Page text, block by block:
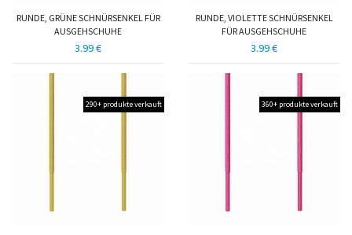
RUNDE, GRÜNE SCHNÜRSENKEL FÜR
AUSGEHSCHUHE
3.99 €
RUNDE, VIOLETTE SCHNÜRSENKEL
FÜR AUSGEHSCHUHE
3.99 €
290+ produkte verkauft 360+ produkte verkauft